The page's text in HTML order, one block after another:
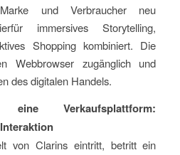
und Verbraucher neu
immersives Storytelling,
Shopping kombiniert. Die
Webbrowser zugänglich und
des digitalen Handels.
Verkaufsplattform:
von Clarins eintritt, betritt ein